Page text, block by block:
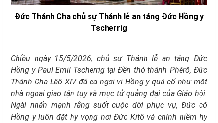
Đức Thánh Cha chủ sự Thánh lễ an táng Đức Hồng y
Tscherrig
Chiều ngày 15/5/2026, chủ sự Thánh lễ an táng Đức
Hồng y Paul Emil Tscherrig tại Đền thờ thánh Phêrô, Đức
Thánh Cha Lêô XIV đã ca ngợi vị Hồng y quá cố như một
nhà ngoại giao tận tụy và mục tử quảng đại của Giáo hội.
Ngài nhấn mạnh rằng suốt cuộc đời phục vụ, Đức cố
Hồng y luôn đặt hy vọng nơi Đức Kitô và chính niềm hy